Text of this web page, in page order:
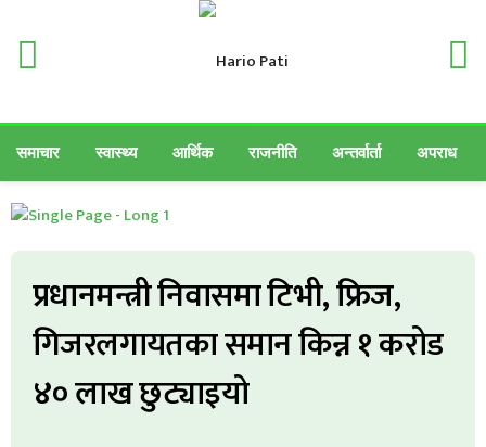
समाचार स्वास्थ्य आर्थिक राजनीति अन्तर्वार्ता अपराध
प्रधानमन्त्री निवासमा टिभी, फ्रिज,
गिजरलगायतका समान किन्न १ करोड
४० लाख छुट्याइयो